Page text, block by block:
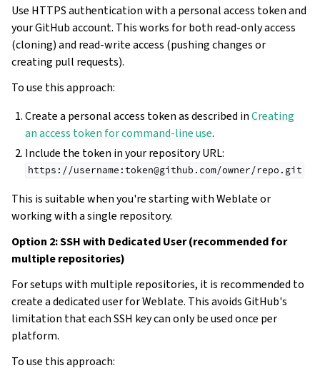
Use HTTPS authentication with a personal access token and
your GitHub account. This works for both read-only access
(cloning) and read-write access (pushing changes or
creating pull requests).
To use this approach:
Create a personal access token as described inCreating
an access token for command-line use.
Include the token in your repository URL:
https://username:token@github.com/owner/repo.git
This is suitable when you're starting with Weblate or
working with a single repository.
Option 2: SSH with Dedicated User (recommended for
multiple repositories)
For setups with multiple repositories, it is recommended to
create a dedicated user for Weblate. This avoids GitHub's
limitation that each SSH key can only be used once per
platform.
To use this approach: